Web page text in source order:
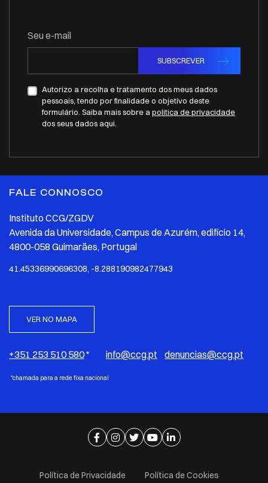
Seu e-mail
SUBSCREVER
Autorizo a recolha e tratamento dos meus dados
pessoais, tendo por finalidade o objetivo deste
formulário. Saiba mais sobre a politica de privacidade
dos seus dados aqui.
FALE CONNOSCO
Instituto CCG/ZGDV
Avenida da Universidade, Campus de Azurém, edifício 14,
4800-058 Guimarães, Portugal
41.45336990696308, -8.288190982477943
VER NO MAPA
+351 253 510 580* info@ccg.pt denuncias@ccg.pt
*chamada para a rede fixa nacional
Ir para página de facebook
Ir para página de instagram
Ir para página de twitter
Ir para página de youtube
Ir para página de
Política de Privacidade Política de Cookies